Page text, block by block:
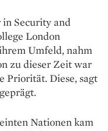
Security and
London
Umfeld, nahm
zu dieser Zeit war
Priorität. Diese, sagt
Nationen kam